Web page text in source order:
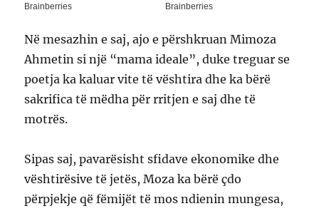
Në mesazhin e saj, ajo e përshkruan Mimoza
Ahmetin si një “mama ideale”, duke treguar se
poetja ka kaluar vite të vështira dhe ka bërë
sakrifica të mëdha për rritjen e saj dhe të
motrës.
Sipas saj, pavarësisht sfidave ekonomike dhe
vështirësive të jetës, Moza ka bërë çdo
përpjekje që fëmijët të mos ndienin mungesa,